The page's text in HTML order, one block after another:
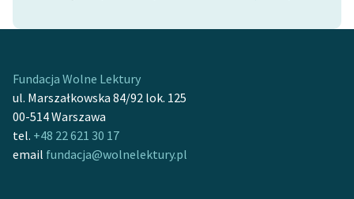
Informacja o treściach
Deklaracja dostępności
Fundacja Wolne Lektury
ul. Marszałkowska 84/92 lok. 125
00-514 Warszawa
tel. +48 22 621 30 17
email fundacja@wolnelektury.pl